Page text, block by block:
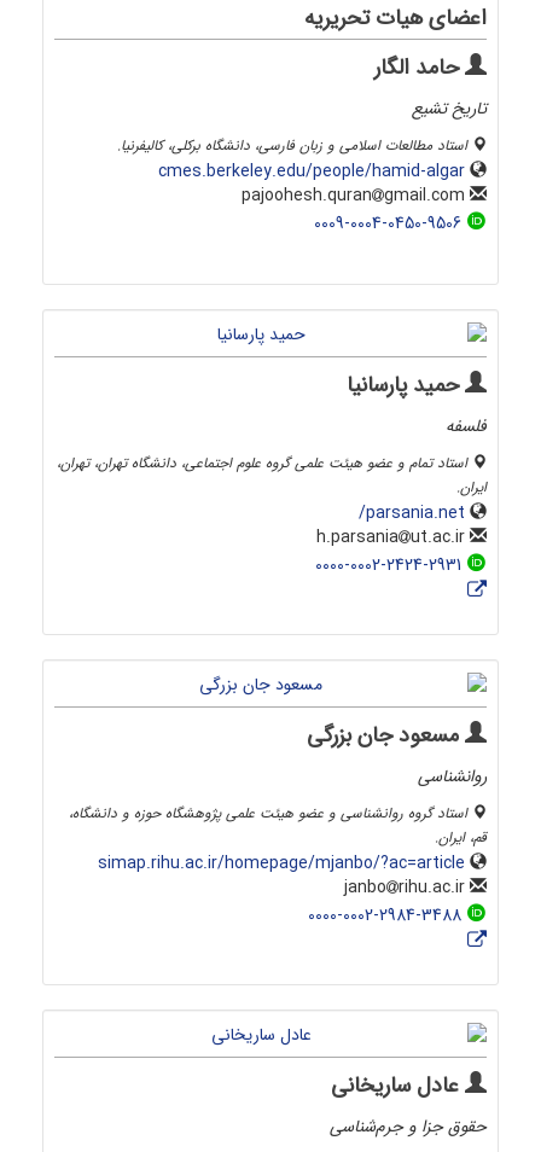
اعضای هیات تحریریه
حامد الگار
تاریخ تشیع
استاد مطالعات اسلامی و زبان فارسی، دانشگاه برکلی، کالیفرنیا.
cmes.berkeley.edu/people/hamid-algar
gmail.com
0009-0004-0450-9506
حمید پارسانیا
فلسفه
استاد تمام و عضو هیئت علمی گروه علوم اجتماعی، دانشگاه تهران، تهران،
ایران.
parsania.net/
ut.ac.ir
0000-0002-2424-2931
مسعود جان بزرگی
روانشناسی
استاد گروه روانشناسی و عضو هیئت علمی پژوهشگاه حوزه و دانشگاه،
قم، ایران.
simap.rihu.ac.ir/homepage/mjanbo/?ac=article
rihu.ac.ir
0000-0002-2984-3488
عادل ساریخانی
حقوق جزا و جرم‌شناسی